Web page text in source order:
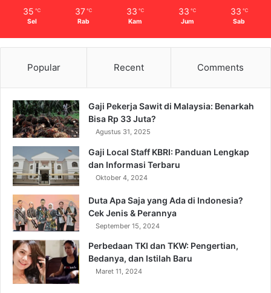
35 ℃
Sel
37 ℃
Rab
33 ℃
Kam
33 ℃
Jum
33 ℃
Sab
Popular Recent Comments
Gaji Pekerja Sawit di Malaysia: Benarkah
Bisa Rp 33 Juta?
Agustus 31, 2025
Gaji Local Staff KBRI: Panduan Lengkap
dan Informasi Terbaru
Oktober 4, 2024
Duta Apa Saja yang Ada di Indonesia?
Cek Jenis & Perannya
September 15, 2024
Perbedaan TKI dan TKW: Pengertian,
Bedanya, dan Istilah Baru
Maret 11, 2024